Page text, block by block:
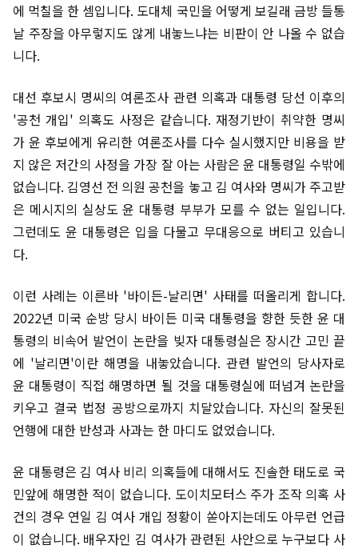
에 먹칠을 한 셈입니다. 도대체 국민을 어떻게 보길래 금방 들통
날 주장을 아무렇지도 않게 내놓느냐는 비판이 안 나올 수 없습
니다.
대선 후보시 명씨의 여론조사 관련 의혹과 대통령 당선 이후의
'공천 개입' 의혹도 사정은 같습니다. 재정기반이 취약한 명씨
가 윤 후보에게 유리한 여론조사를 다수 실시했지만 비용을 받
지 않은 저간의 사정을 가장 잘 아는 사람은 윤 대통령일 수밖에
없습니다. 김영선 전 의원 공천을 놓고 김 여사와 명씨가 주고받
은 메시지의 실상도 윤 대통령 부부가 모를 수 없는 일입니다.
그런데도 윤 대통령은 입을 다물고 무대응으로 버티고 있습니
다.
이런 사례는 이른바 '바이든-날리면' 사태를 떠올리게 합니다.
2022년 미국 순방 당시 바이든 미국 대통령을 향한 듯한 윤 대
통령의 비속어 발언이 논란을 빚자 대통령실은 장시간 고민 끝
에 '날리면'이란 해명을 내놓았습니다. 관련 발언의 당사자로
윤 대통령이 직접 해명하면 될 것을 대통령실에 떠넘겨 논란을
키우고 결국 법정 공방으로까지 치달았습니다. 자신의 잘못된
언행에 대한 반성과 사과는 한 마디도 없었습니다.
윤 대통령은 김 여사 비리 의혹들에 대해서도 진솔한 태도로 국
민앞에 해명한 적이 없습니다. 도이치모터스 주가 조작 의혹 사
건의 경우 연일 김 여사 개입 정황이 쏟아지는데도 아무런 언급
이 없습니다. 배우자인 김 여사가 관련된 사안으로 누구보다 사